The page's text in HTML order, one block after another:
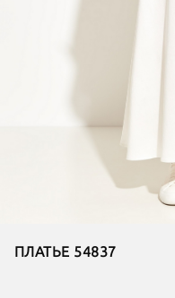
ПЛАТЬЕ 54837